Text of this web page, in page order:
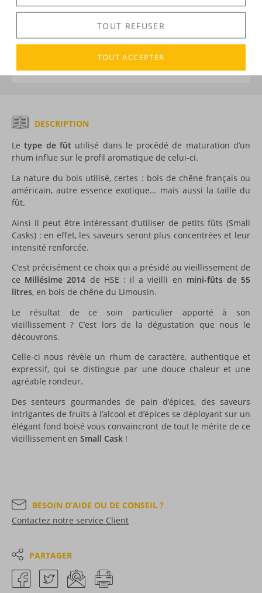
Edition :limitée et numérotée
Voir tous les produits :HSE
DESCRIPTION
Letype de fût utilisé dans le procédé de maturation d’un
rhum influe sur le profil aromatique de celui-ci.
La nature du bois utilisé, certes : bois de chêne français ou
américain, autre essence exotique… mais aussi la taille du
fût.
Ainsi il peut être intéressant d’utiliser de petits fûts (Small
Casks) : en effet, les saveurs seront plus concentrées et leur
intensité renforcée.
C’est précisément ce choix qui a présidé au vieillissement de
ce Millésime 2014 de HSE : il a vieilli en mini-fûts de 55
litres, en bois de chêne du Limousin.
Le résultat de ce soin particulier apporté à son
vieillissement ? C’est lors de la dégustation que nous le
découvrons.
Celle-ci nous révèle un rhum de caractère, authentique et
expressif, qui se distingue par une douce chaleur et une
agréable rondeur.
Des senteurs gourmandes de pain d’épices, des saveurs
intrigantes de fruits à l’alcool et d’épices se déployant sur un
élégant fond boisé vous convaincront de tout le mérite de ce
vieillissement en Small Cask !
BESOIN D’AIDE OU DE CONSEIL ?
Contactez notre service Client
PARTAGER
TOUT REFUSER
TOUT ACCEPTER